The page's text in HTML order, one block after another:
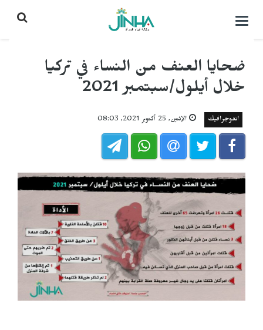
التحكم
ضحايا العنف من النساء في تركيا
خلال أيلول/سبتمبر 2021
انفوجرافيك الإثنين, 25 أكتوبر 2021, 08:03